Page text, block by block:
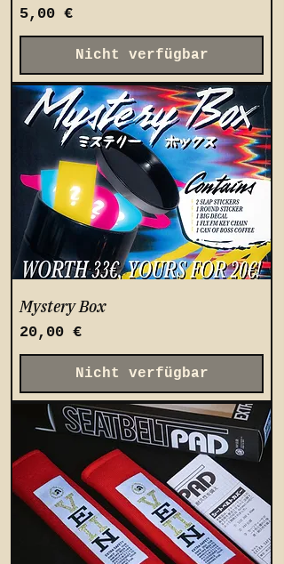
Preis
5,00 €
Nicht verfügbar
Mystery Box
Preis
20,00 €
Nicht verfügbar